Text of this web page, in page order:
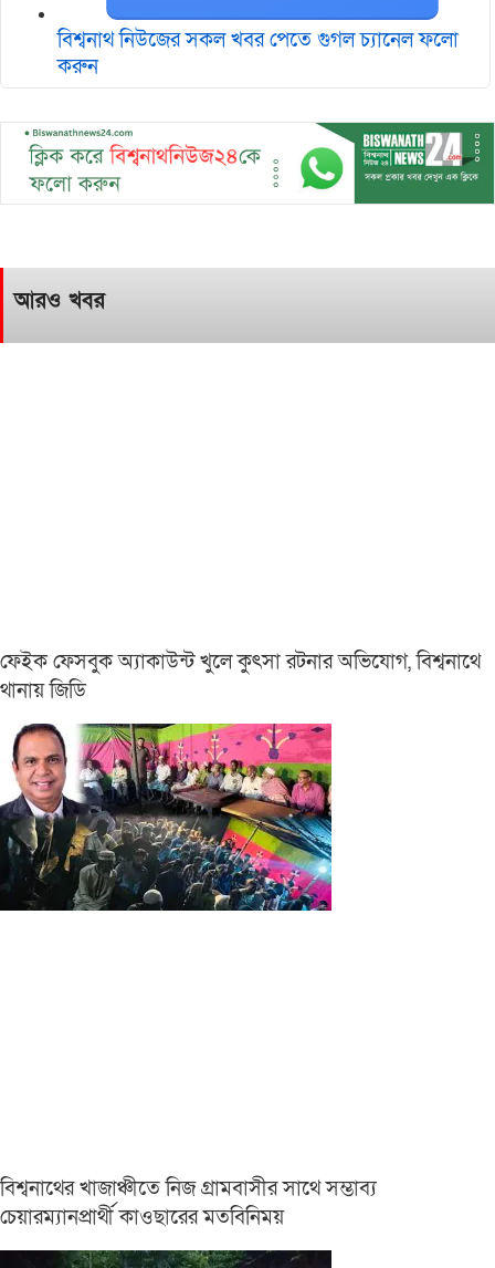
বিশ্বনাথ নিউজের সকল খবর পেতে গুগল চ‌্যানেল ফলো
করুন
আরও খবর
ফেইক ফেসবুক অ্যাকাউন্ট খুলে কুৎসা রটনার অভিযোগ, বিশ্বনাথে
থানায় জিডি
বিশ্বনাথের খাজাঞ্চীতে নিজ গ্রামবাসীর সাথে সম্ভাব্য
চেয়ারম্যানপ্রার্থী কাওছারের মতবিনিময়